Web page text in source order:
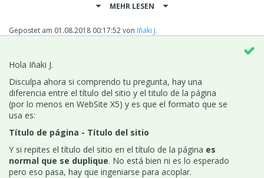
MEHR LESEN
Gepostet am 01.08.2018 00:17:52von Iñaki J.
Hola Iñaki J.
Disculpa ahora si comprendo tu pregunta, hay una
diferencia entre el título del sitio y el titulo de la página
(por lo menos en WebSite X5) y es que el formato que se
usa es:
Título de página - Título del sitio
Y si repites el título del sitio en el título de la página es
normal que se duplique. No está bien ni es lo esperado
pero eso pasa, hay que ingeniarse para acoplar.